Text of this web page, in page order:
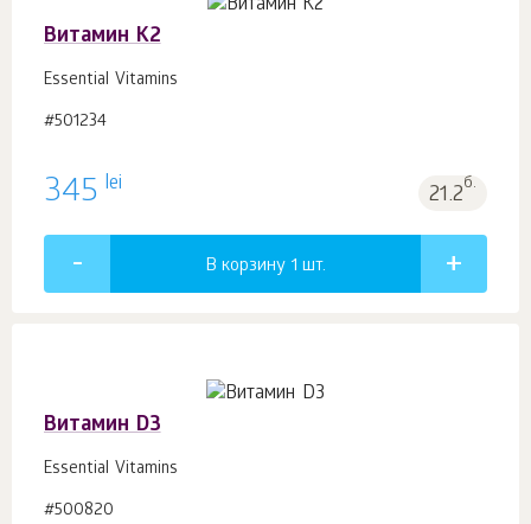
Витамин К2
Essential Vitamins
#501234
345 lei 21.2б.
В корзину 1 шт.
Витамин D3
Essential Vitamins
#500820